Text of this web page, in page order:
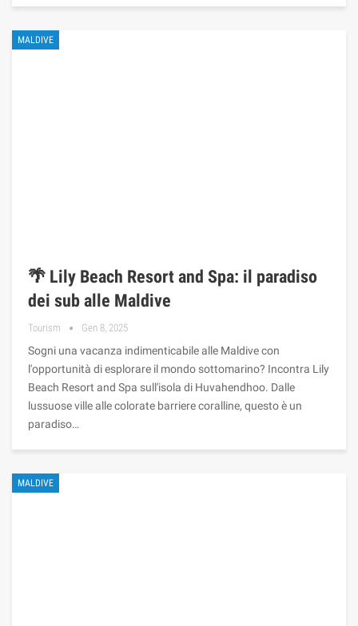
MALDIVE
🌴 Lily Beach Resort and Spa: il paradiso
dei sub alle Maldive
Tourism Gen 8, 2025
Sogni una vacanza indimenticabile alle Maldive con
l'opportunità di esplorare il mondo sottomarino? Incontra Lily
Beach Resort and Spa sull'isola di Huvahendhoo. Dalle
lussuose ville alle colorate barriere coralline, questo è un
paradiso…
MALDIVE